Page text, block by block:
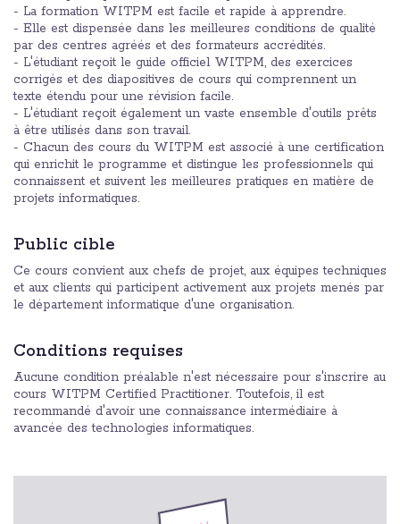
- La formation WITPM est facile et rapide à apprendre.
- Elle est dispensée dans les meilleures conditions de qualité
par des centres agréés et des formateurs accrédités.
- L'étudiant reçoit le guide officiel WITPM, des exercices
corrigés et des diapositives de cours qui comprennent un
texte étendu pour une révision facile.
- L'étudiant reçoit également un vaste ensemble d'outils prêts
à être utilisés dans son travail.
- Chacun des cours du WITPM est associé à une certification
qui enrichit le programme et distingue les professionnels qui
connaissent et suivent les meilleures pratiques en matière de
projets informatiques.
Public cible
Ce cours convient aux chefs de projet, aux équipes techniques
et aux clients qui participent activement aux projets menés par
le département informatique d'une organisation.
Conditions requises
Aucune condition préalable n'est nécessaire pour s'inscrire au
cours WITPM Certified Practitioner. Toutefois, il est
recommandé d'avoir une connaissance intermédiaire à
avancée des technologies informatiques.